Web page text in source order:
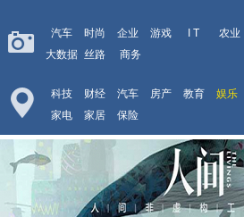
汽车 时尚 企业 游戏 I T 农业
大数据 丝路 商务
科技 财经 汽车 房产 教育 娱乐
家电
家居 保险